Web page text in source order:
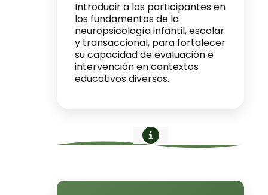
Introducir a los participantes en
los fundamentos de la
neuropsicología infantil, escolar
y transaccional, para fortalecer
su capacidad de evaluación e
intervención en contextos
educativos diversos.